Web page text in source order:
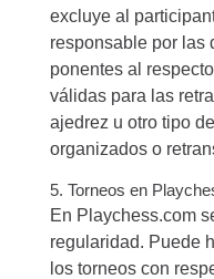
excluye al
responsable por las
ponentes al
válidas para las
ajedrez u otro tipo
organizados o
5. Torneos en
En Playchess.com
regularidad. Puede
los torneos con